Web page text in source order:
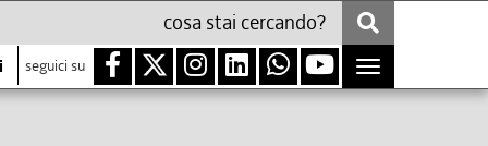
seguici su
Toggle
navigation